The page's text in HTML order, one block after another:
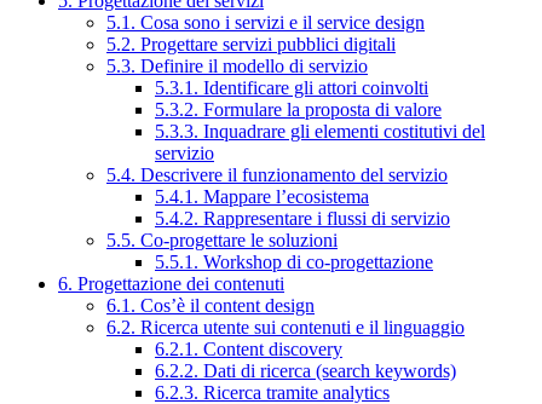
5.1. Cosa sono i servizi e il service design
5.2. Progettare servizi pubblici digitali
5.3. Definire il modello di servizio
5.3.1. Identificare gli attori coinvolti
5.3.2. Formulare la proposta di valore
5.3.3. Inquadrare gli elementi costitutivi del
servizio
5.4. Descrivere il funzionamento del servizio
5.4.1. Mappare l’ecosistema
5.4.2. Rappresentare i flussi di servizio
5.5. Co-progettare le soluzioni
5.5.1. Workshop di co-progettazione
6. Progettazione dei contenuti
6.1. Cos’è il content design
6.2. Ricerca utente sui contenuti e il linguaggio
6.2.1. Content discovery
6.2.2. Dati di ricerca (search keywords)
6.2.3. Ricerca tramite analytics